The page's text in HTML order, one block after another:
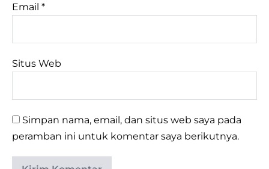
Email *
Situs Web
Simpan nama, email, dan situs web saya pada
peramban ini untuk komentar saya berikutnya.